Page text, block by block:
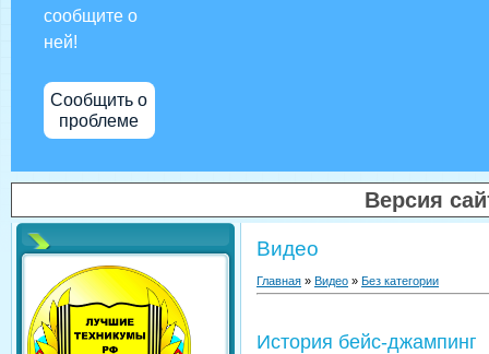
сообщите о
ней!
Сообщить о
проблеме
Версия
Видео
Главная » Видео » Без категории
История бейс-джампинг